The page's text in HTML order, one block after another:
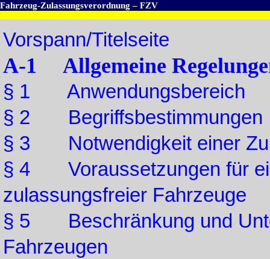
Fahrzeug-Zulassungsverordnung – FZV
Vorspann/Titelseite
A-1 Allgemeine
§ 1 Anwendungsbereich
§ 2 Begriffsbestimmungen
§ 3 Notwendigkeit einer
§ 4 Voraussetzungen für
zulassungsfreier Fahrzeuge
§ 5 Beschränkung und
Fahrzeugen